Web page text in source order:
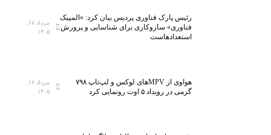
رئیس پارک فناوری پردیس بیان کرد: «المپیک
فناوری» سازوکاری برای شناسایی و پرورش
استعدادهاست
۱۴۰۵
هواوی از MPVهای لوکس و لپ‌تاپ ۷۹۸
گرمی در رویداد ۵ اوت رونمایی کرد
۱۴۰۵